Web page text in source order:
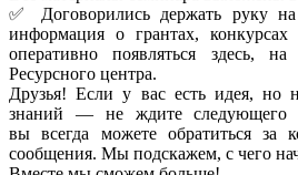
✅ Договорились держать руку на
информация о грантах,
оперативно появляться здесь,
Ресурсного центра.
Друзья! Если у вас есть идея, но
знаний — не ждите следующего
вы всегда можете обратиться за
сообщения. Мы подскажем, с чего